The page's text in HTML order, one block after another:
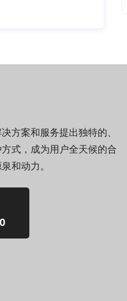
方案和服务提出独特的、
式，成为用户全天候的合
和动力。